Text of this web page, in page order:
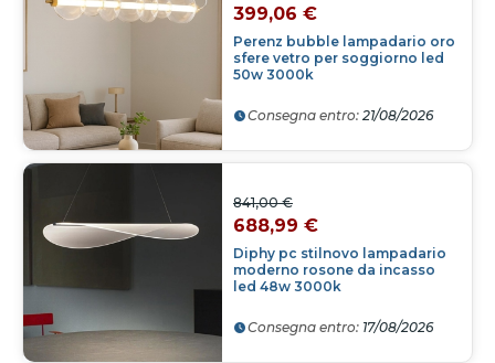
Perenz bubble lampadario oro
sfere vetro per soggiorno led
50w 3000k
399,06 €
Consegna entro: 21/08/2026
Diphy pc stilnovo lampadario
moderno rosone da incasso
led 48w 3000k
841,00 €
688,99 €
Consegna entro: 17/08/2026